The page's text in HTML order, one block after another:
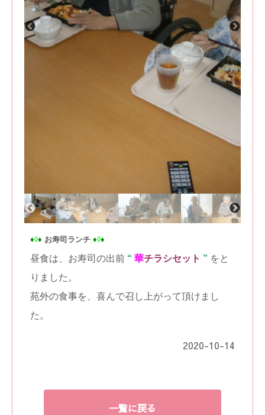
♦◊♦ お寿司ランチ ♦◊♦
昼食は、お寿司の出前 “ 華チラシセット ” をと
りました。
苑外の食事を、 喜んで召し上がって頂けまし
た。
2020-10-14
一覧に戻る